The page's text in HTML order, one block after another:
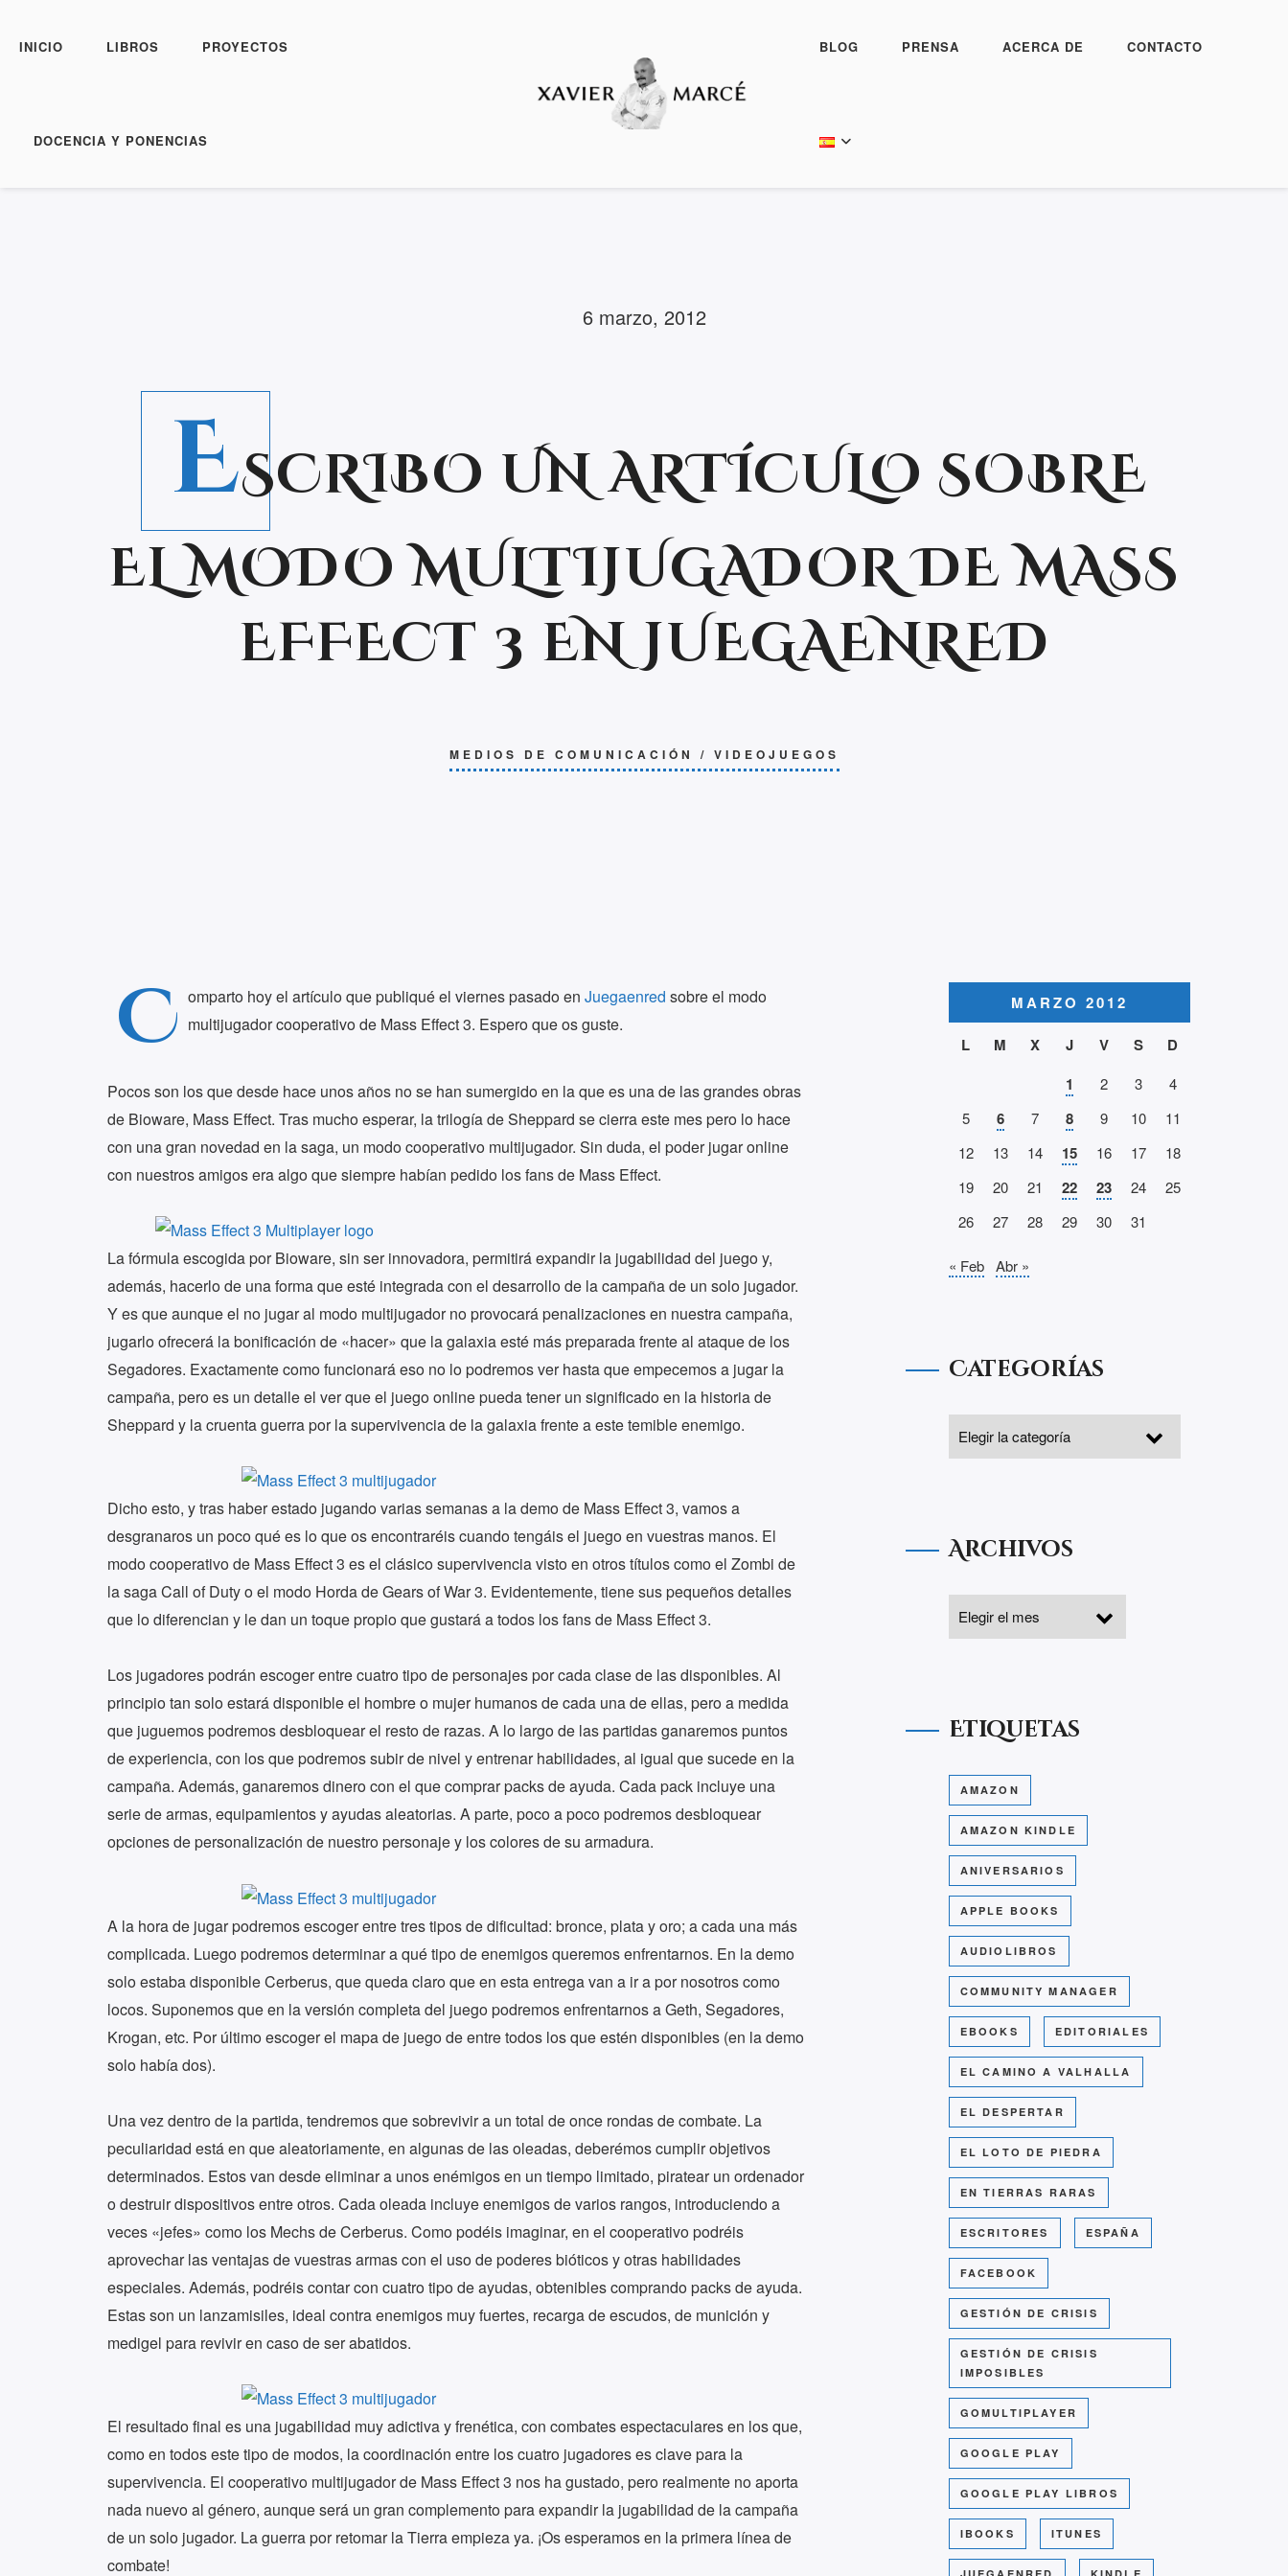
INICIO LIBROS PROYECTOS
DOCENCIA Y PONENCIAS
BLOG PRENSA ACERCA DE CONTACTO
6 marzo, 2012
ESCRIBO UN ARTÍCULO SOBRE
EL MODO MULTIJUGADOR DE MASS
EFFECT 3 EN JUEGAENRED
MEDIOS DE COMUNICACIÓN / VIDEOJUEGOS
C omparto hoy el artículo que publiqué el viernes pasado en Juegaenred sobre el modo
multijugador cooperativo de Mass Effect 3. Espero que os guste.
Pocos son los que desde hace unos años no se han sumergido en la que es una de las grandes obras
de Bioware, Mass Effect. Tras mucho esperar, la trilogía de Sheppard se cierra este mes pero lo hace
con una gran novedad en la saga, un modo cooperativo multijugador. Sin duda, el poder jugar online
con nuestros amigos era algo que siempre habían pedido los fans de Mass Effect.
La fórmula escogida por Bioware, sin ser innovadora, permitirá expandir la jugabilidad del juego y,
además, hacerlo de una forma que esté integrada con el desarrollo de la campaña de un solo jugador.
Y es que aunque el no jugar al modo multijugador no provocará penalizaciones en nuestra campaña,
jugarlo ofrecerá la bonificación de «hacer» que la galaxia esté más preparada frente al ataque de los
Segadores. Exactamente como funcionará eso no lo podremos ver hasta que empecemos a jugar la
campaña, pero es un detalle el ver que el juego online pueda tener un significado en la historia de
Sheppard y la cruenta guerra por la supervivencia de la galaxia frente a este temible enemigo.
Dicho esto, y tras haber estado jugando varias semanas a la demo de Mass Effect 3, vamos a
desgranaros un poco qué es lo que os encontraréis cuando tengáis el juego en vuestras manos. El
modo cooperativo de Mass Effect 3 es el clásico supervivencia visto en otros títulos como el Zombi de
la saga Call of Duty o el modo Horda de Gears of War 3. Evidentemente, tiene sus pequeños detalles
que lo diferencian y le dan un toque propio que gustará a todos los fans de Mass Effect 3.
Los jugadores podrán escoger entre cuatro tipo de personajes por cada clase de las disponibles. Al
principio tan solo estará disponible el hombre o mujer humanos de cada una de ellas, pero a medida
que juguemos podremos desbloquear el resto de razas. A lo largo de las partidas ganaremos puntos
de experiencia, con los que podremos subir de nivel y entrenar habilidades, al igual que sucede en la
campaña. Además, ganaremos dinero con el que comprar packs de ayuda. Cada pack incluye una
serie de armas, equipamientos y ayudas aleatorias. A parte, poco a poco podremos desbloquear
opciones de personalización de nuestro personaje y los colores de su armadura.
A la hora de jugar podremos escoger entre tres tipos de dificultad: bronce, plata y oro; a cada una más
complicada. Luego podremos determinar a qué tipo de enemigos queremos enfrentarnos. En la demo
solo estaba disponible Cerberus, que queda claro que en esta entrega van a ir a por nosotros como
locos. Suponemos que en la versión completa del juego podremos enfrentarnos a Geth, Segadores,
Krogan, etc. Por último escoger el mapa de juego de entre todos los que estén disponibles (en la demo
solo había dos).
Una vez dentro de la partida, tendremos que sobrevivir a un total de once rondas de combate. La
peculiaridad está en que aleatoriamente, en algunas de las oleadas, deberémos cumplir objetivos
determinados. Estos van desde eliminar a unos enémigos en un tiempo limitado, piratear un ordenador
o destruir dispositivos entre otros. Cada oleada incluye enemigos de varios rangos, introduciendo a
veces «jefes» como los Mechs de Cerberus. Como podéis imaginar, en el cooperativo podréis
aprovechar las ventajas de vuestras armas con el uso de poderes bióticos y otras habilidades
especiales. Además, podréis contar con cuatro tipo de ayudas, obtenibles comprando packs de ayuda.
Estas son un lanzamisiles, ideal contra enemigos muy fuertes, recarga de escudos, de munición y
medigel para revivir en caso de ser abatidos.
El resultado final es una jugabilidad muy adictiva y frenética, con combates espectaculares en los que,
como en todos este tipo de modos, la coordinación entre los cuatro jugadores es clave para la
supervivencia. El cooperativo multijugador de Mass Effect 3 nos ha gustado, pero realmente no aporta
nada nuevo al género, aunque será un gran complemento para expandir la jugabilidad de la campaña
de un solo jugador. La guerra por retomar la Tierra empieza ya. ¡Os esperamos en la primera línea de
combate!
MARZO 2012
L
M X J V S
D
1
2 3
4
5
6 7 8 9 10
11
12
13 14 15 16 17
18
19
20 21 22 23 24
25
26
27 28 29 30 31
« Feb Abr »
Categorías
Archivos
Etiquetas
AMAZON
AMAZON KINDLE
ANIVERSARIOS
APPLE BOOKS
AUDIOLIBROS
COMMUNITY MANAGER
EBOOKS EDITORIALES
EL CAMINO A VALHALLA
EL DESPERTAR
EL LOTO DE PIEDRA
EN TIERRAS RARAS
ESCRITORES ESPAÑA
FACEBOOK
GESTIÓN DE CRISIS
GESTIÓN DE CRISIS
IMPOSIBLES
GOMULTIPLAYER
GOOGLE PLAY
GOOGLE PLAY LIBROS
IBOOKS ITUNES